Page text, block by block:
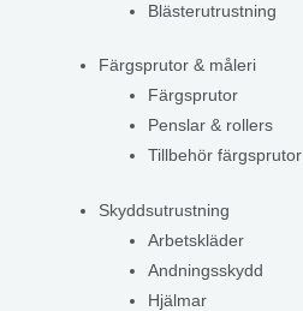
Blästerutrustning
Färgsprutor & måleri
Färgsprutor
Penslar & rollers
Tillbehör färgsprutor
Skyddsutrustning
Arbetskläder
Andningsskydd
Hjälmar